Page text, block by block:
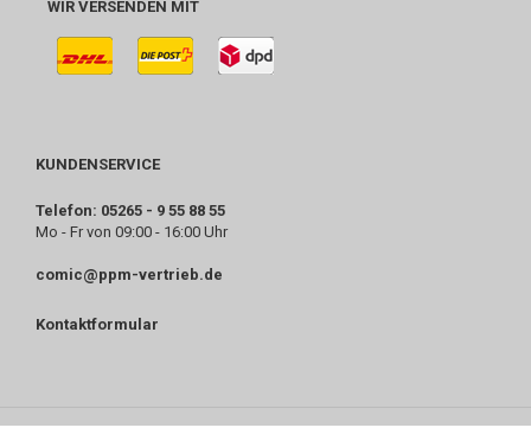
WIR VERSENDEN MIT
KUNDENSERVICE
Telefon: 05265 - 9 55 88 55
Mo - Fr von 09:00 - 16:00 Uhr
comic@ppm-vertrieb.de
Kontaktformular